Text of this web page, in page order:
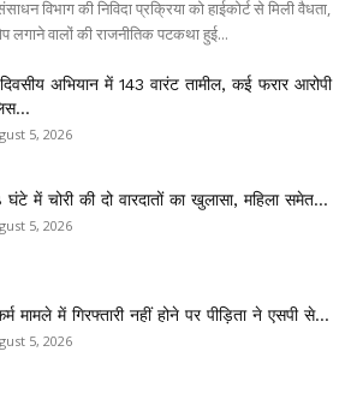
विभाग की निविदा प्रक्रिया को हाईकोर्ट से मिली वैधता,
लगाने वालों की राजनीतिक पटकथा हुई...
अभियान में 143 वारंट तामील, कई फरार आरोपी
5, 2026
में चोरी की दो वारदातों का खुलासा, महिला समेत...
5, 2026
मामले में गिरफ्तारी नहीं होने पर पीड़िता ने एसपी से...
5, 2026